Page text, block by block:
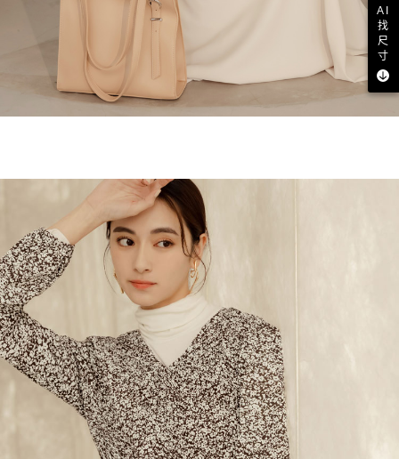
AI
找
尺
寸